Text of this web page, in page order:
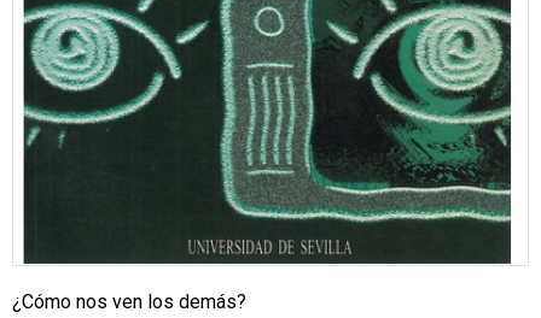
¿Cómo nos ven los demás?